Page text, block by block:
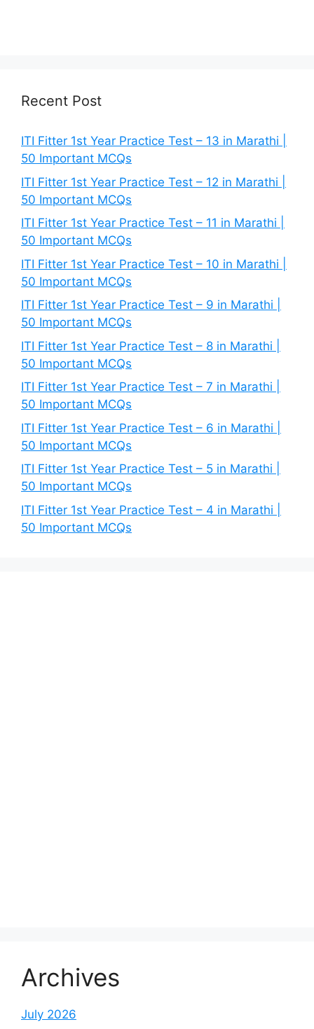
Recent Post
ITI Fitter 1st Year Practice Test – 13 in Marathi |
50 Important MCQs
ITI Fitter 1st Year Practice Test – 12 in Marathi |
50 Important MCQs
ITI Fitter 1st Year Practice Test – 11 in Marathi |
50 Important MCQs
ITI Fitter 1st Year Practice Test – 10 in Marathi |
50 Important MCQs
ITI Fitter 1st Year Practice Test – 9 in Marathi |
50 Important MCQs
ITI Fitter 1st Year Practice Test – 8 in Marathi |
50 Important MCQs
ITI Fitter 1st Year Practice Test – 7 in Marathi |
50 Important MCQs
ITI Fitter 1st Year Practice Test – 6 in Marathi |
50 Important MCQs
ITI Fitter 1st Year Practice Test – 5 in Marathi |
50 Important MCQs
ITI Fitter 1st Year Practice Test – 4 in Marathi |
50 Important MCQs
Archives
July 2026